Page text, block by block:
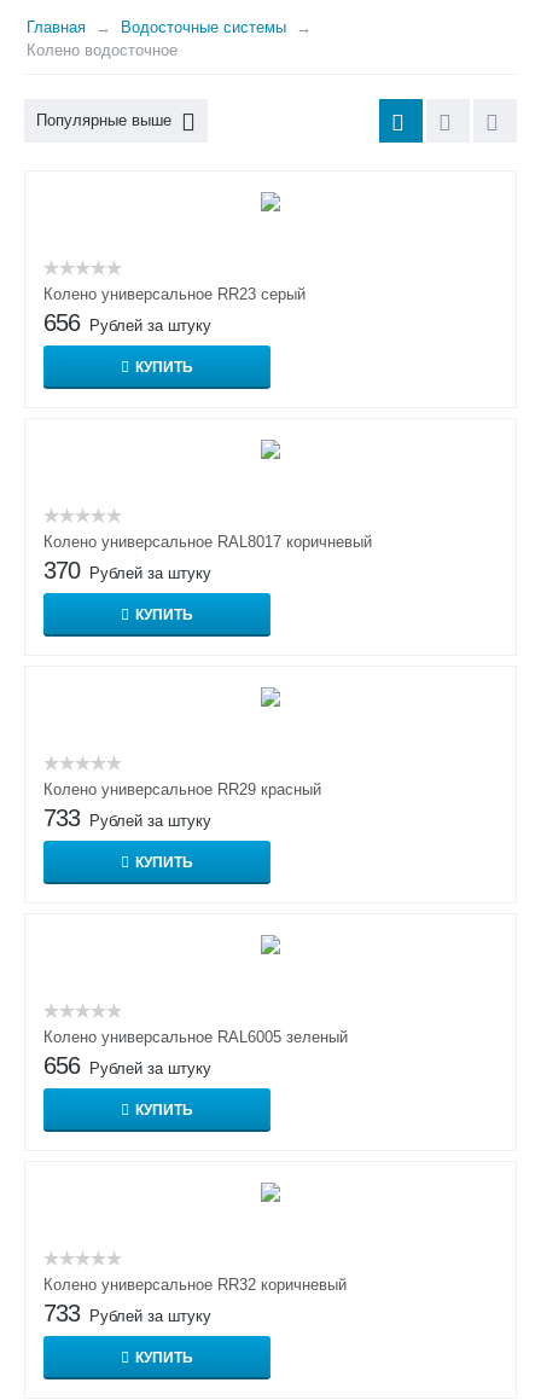
Главная
Водосточные системы
Колено водосточное
Популярные выше
Колено универсальное RR23 серый
656 Рублей за штуку
КУПИТЬ
Колено универсальное RAL8017 коричневый
370 Рублей за штуку
КУПИТЬ
Колено универсальное RR29 красный
733 Рублей за штуку
КУПИТЬ
Колено универсальное RAL6005 зеленый
656 Рублей за штуку
КУПИТЬ
Колено универсальное RR32 коричневый
733 Рублей за штуку
КУПИТЬ